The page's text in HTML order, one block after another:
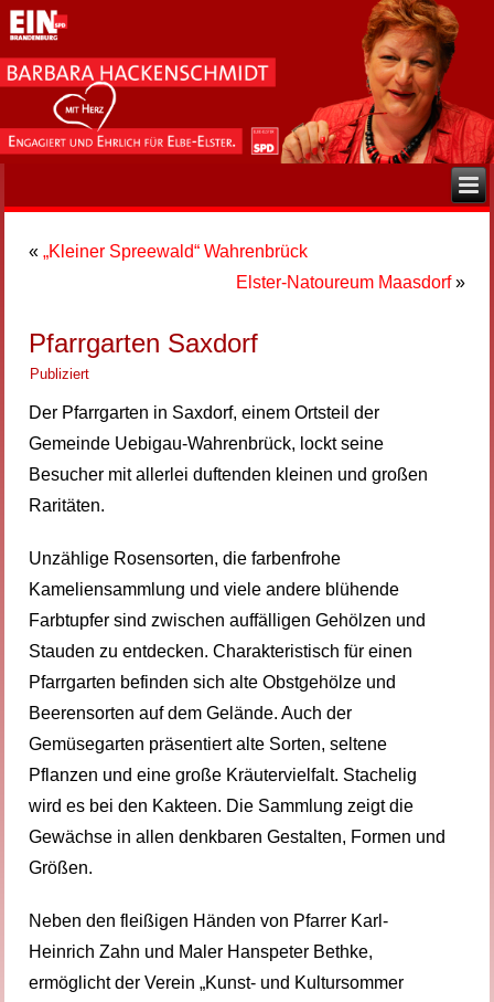
«„Kleiner Spreewald“ Wahrenbrück
Elster-Natoureum Maasdorf»
Pfarrgarten Saxdorf
Publiziert
Der Pfarrgarten in Saxdorf, einem Ortsteil der
Gemeinde Uebigau-Wahrenbrück, lockt seine
Besucher mit allerlei duftenden kleinen und großen
Raritäten.
Unzählige Rosensorten, die farbenfrohe
Kameliensammlung und viele andere blühende
Farbtupfer sind zwischen auffälligen Gehölzen und
Stauden zu entdecken. Charakteristisch für einen
Pfarrgarten befinden sich alte Obstgehölze und
Beerensorten auf dem Gelände. Auch der
Gemüsegarten präsentiert alte Sorten, seltene
Pflanzen und eine große Kräutervielfalt. Stachelig
wird es bei den Kakteen. Die Sammlung zeigt die
Gewächse in allen denkbaren Gestalten, Formen und
Größen.
Neben den fleißigen Händen von Pfarrer Karl-
Heinrich Zahn und Maler Hanspeter Bethke,
ermöglicht der Verein „Kunst- und Kultursommer